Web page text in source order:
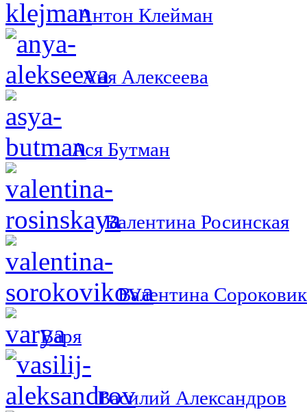
Антон Клейман
Аня Алексеева
Ася Бутман
Валентина Росинская
Валентина
Варя
Василий Александров